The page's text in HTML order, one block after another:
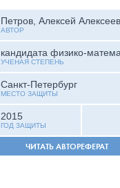
Петров, Алексей
АВТОР
кандидата физико-
УЧЕНАЯ СТЕПЕНЬ
Санкт-Петербург
МЕСТО ЗАЩИТЫ
2015
ГОД ЗАЩИТЫ
ЧИТАТЬ АВТОРЕФЕРАТ